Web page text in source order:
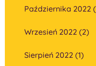
Października 2022
Wrzesień 2022 (2)
Sierpień 2022 (1)